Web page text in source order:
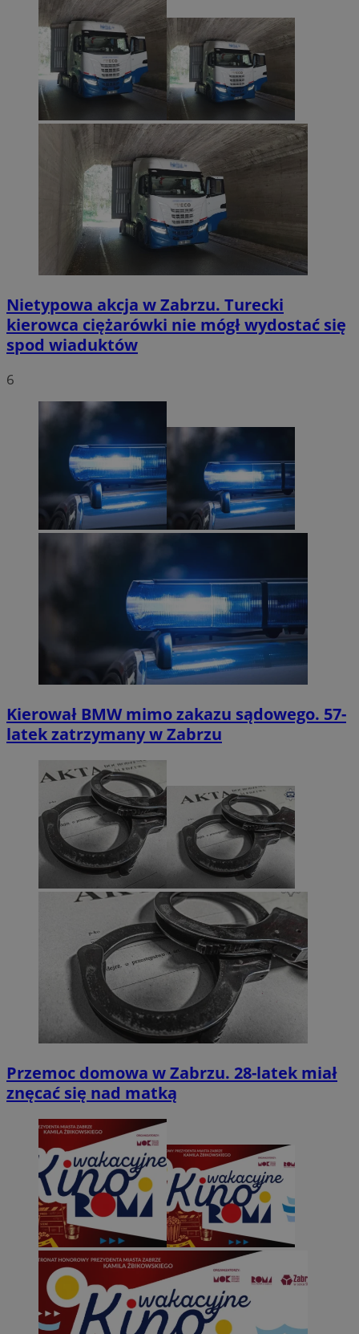
Nietypowa akcja w Zabrzu. Turecki
kierowca ciężarówki nie mógł wydostać się
spod wiaduktów
6
Kierował BMW mimo zakazu sądowego. 57-
latek zatrzymany w Zabrzu
Przemoc domowa w Zabrzu. 28-latek miał
znęcać się nad matką